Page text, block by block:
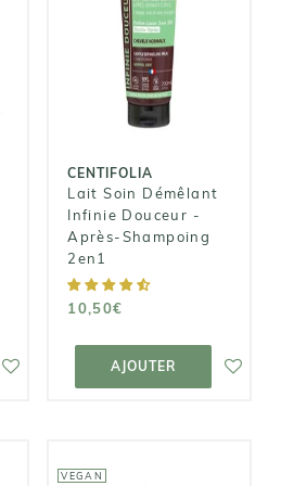
CENTIFOLIA
Lait Soin Démêlant
Infinie Douceur -
Après-Shampoing
2en1
10,50€
AJOUTER
Lait Soin
Démêlant
Infinie
Douceur -
Après-
Shampoing
10,50€
AJOUTER AU
PANIER
VEGAN